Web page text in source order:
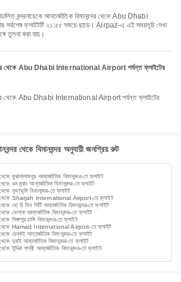
ফ্লাইটটি ২১:৫৫ সময়ে ছাড়ে। Airpaz-এ এই সময়সূচি দেখা
তুলনা করা যায়।
থেকে Abu Dhabi International Airport পর্যন্ত ফ্লাইটের
থেকে বিমানবন্দর অনুযায়ী জনপ্রিয় রুট
থেকে কুয়ালালামপুর আন্তর্জাতিক বিমানবন্দর-তে ফ্লাইট
থেকে ডন মুয়াং আন্তর্জাতিক বিমানবন্দর-তে ফ্লাইট
সুবর্ণভূমি বিমানবন্দর-তে ফ্লাইট
থেকে Sharjah International Airport-তে ফ্লাইট
থেকে হো চি মিন সিটি আন্তর্জাতিক বিমানবন্দর-তে ফ্লাইট
ভেলানা আন্তর্জাতিক বিমানবন্দর-তে ফ্লাইট
সিঙ্গাপুর চাঙ্গি বিমানবন্দর-তে ফ্লাইট
থেকে Hamad International Airport-তে ফ্লাইট
চেন্নাই আন্তর্জাতিক বিমানবন্দর-তে ফ্লাইট
থেকে দুবাই আন্তর্জাতিক বিমানবন্দর-তে ফ্লাইট
ইন্দিরা গান্ধী আন্তর্জাতিক বিমানবন্দর-তে ফ্লাইট